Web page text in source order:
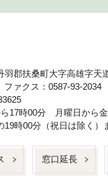
郡扶桑町大字高雄字天
ァクス：0587-93-2034
17時00分 月曜日から金
19時00分（祝日は除く）
窓口延長